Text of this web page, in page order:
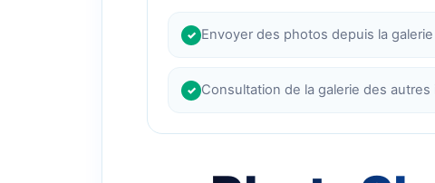
✓ Envoyer des photos depuis la
✓ Consultation de la galerie des autres